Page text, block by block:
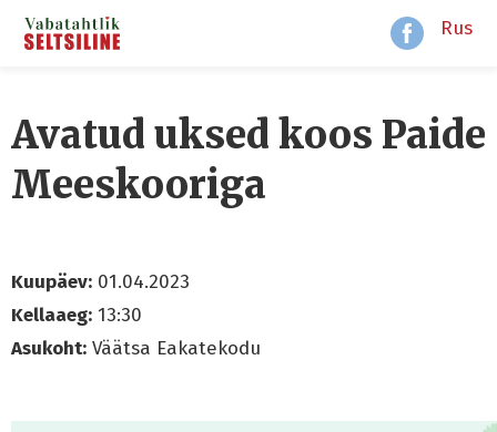
Rus
Avatud uksed koos Paide
Meeskooriga
Kuupäev: 01.04.2023
Kellaaeg: 13:30
Asukoht: Väätsa Eakatekodu